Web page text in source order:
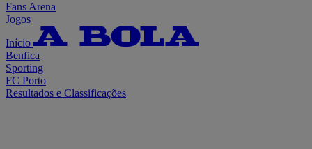
Fans Arena
Jogos
Início
Benfica
Sporting
FC Porto
Resultados e Classificações